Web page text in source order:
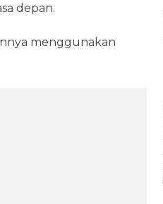
depan.
menggunakan